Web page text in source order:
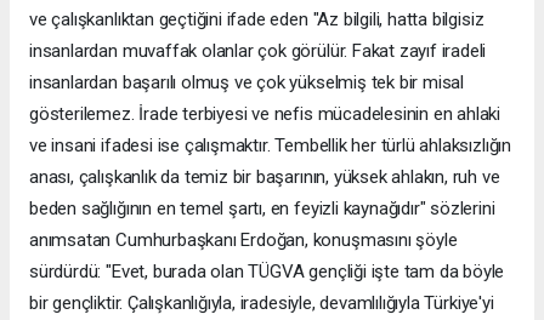
ve çalışkanlıktan geçtiğini ifade eden "Az bilgili, hatta bilgisiz
insanlardan muvaffak olanlar çok görülür. Fakat zayıf iradeli
insanlardan başarılı olmuş ve çok yükselmiş tek bir misal
gösterilemez. İrade terbiyesi ve nefis mücadelesinin en ahlaki
ve insani ifadesi ise çalışmaktır. Tembellik her türlü ahlaksızlığın
anası, çalışkanlık da temiz bir başarının, yüksek ahlakın, ruh ve
beden sağlığının en temel şartı, en feyizli kaynağıdır" sözlerini
anımsatan Cumhurbaşkanı Erdoğan, konuşmasını şöyle
sürdürdü: "Evet, burada olan TÜGVA gençliği işte tam da böyle
bir gençliktir. Çalışkanlığıyla, iradesiyle, devamlılığıyla Türkiye'yi